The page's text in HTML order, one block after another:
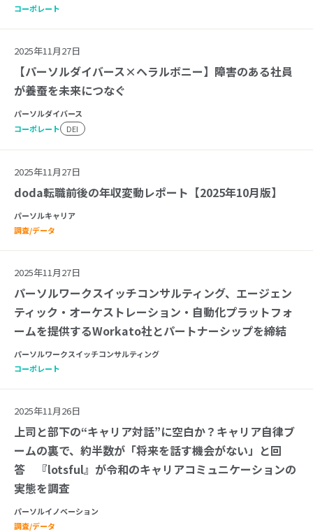
コーポレート
2025年11月27日
【パーソルダイバース×ヘラルボニー】障害のある社員
が養蚕を未来につなぐ
パーソルダイバース
コーポレート
DEI
2025年11月27日
doda転職前後の年収変動レポート【2025年10月版】
パーソルキャリア
調査/データ
2025年11月27日
パーソルワークスイッチコンサルティング、エージェン
ティック・オーケストレーション・自動化プラットフォ
ームを提供するWorkato社とパートナーシップを締結
パーソルワークスイッチコンサルティング
コーポレート
2025年11月26日
上司と部下の“キャリア対話”に空白か？キャリア自律ブ
ームの裏で、約半数が「将来を話す機会がない」と回
答 『lotsful』が令和のキャリアコミュニケーションの
実態を調査
パーソルイノベーション
調査/データ